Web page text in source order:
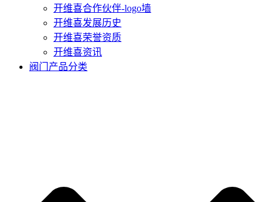
开维喜合作伙伴-logo墙
开维喜发展历史
开维喜荣誉资质
开维喜资讯
阀门产品分类